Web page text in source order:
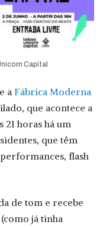
Capital
a Fábrica Moderna
que acontece a
21 horas há um
que têm
flash
de tom e recebe
(como já tinha